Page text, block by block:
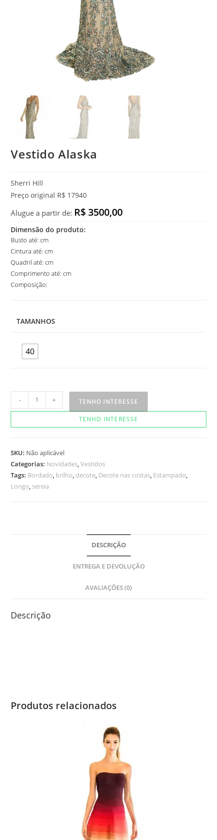
Vestido Alaska
Sherri Hill
Preço original R$ 17940
Alugue a partir de: R$ 3500,00
Dimensão do produto:
Busto até: cm
Cintura até: cm
Quadril até: cm
Comprimento até: cm
Composição:
TAMANHOS
40
Alaska
- + TENHO INTERESSE
TENHO INTERESSE
SKU: Não aplicável
Categorias: Novidades,Vestidos
Tags: Bordado, brilho, decote, Decote nas costas, Estampado,
Longo, sereia
DESCRIÇÃO
ENTREGA E DEVOLUÇÃO
AVALIAÇÕES (0)
Descrição
Produtos relacionados